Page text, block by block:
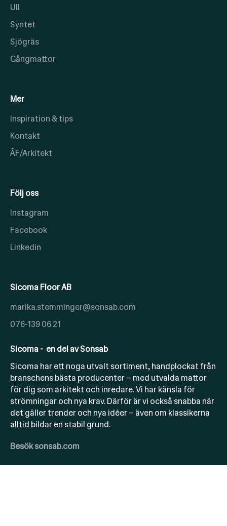
Ull
Syntet
Sjögräs
Gångmattor
Mer
Inspiration & tips
Kontakt
ÅF/Arkitekt
Följ oss
Instagram
Facebook
Linkedin
Sicoma Floor AB
marika.stemminger@sonsab.com
076-139 06 21
Sicoma - en del av Sonsab
Sicoma har ett noga utvalt sortiment, handplockat från
branschens bästa producenter – med utvalda mattor
för dig som arkitekt och inredare. Vi har känsla för
strömningar och nya krav. Därför är vi också snabba när
det gäller trender och nya idéer – även om klassikerna
alltid bildar en stabil grund.
Besök sonsab.com